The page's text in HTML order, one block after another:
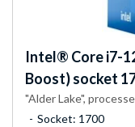
Intel® Core i7-
Boost) socket
"Alder Lake",
Socket: 1700